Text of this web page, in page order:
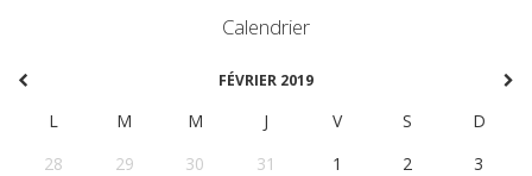
Calendrier
FÉVRIER 2019
L M M J V S
D
28
29 30 31 1 2
3